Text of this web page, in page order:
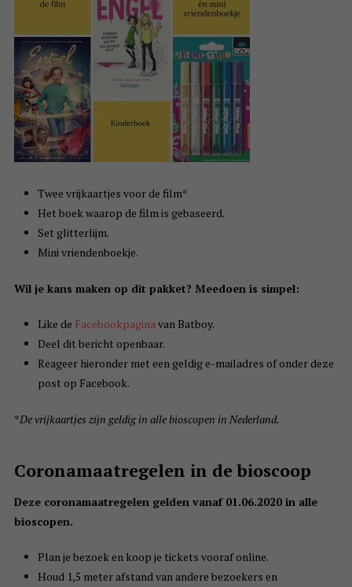
Twee vrijkaartjes voor de film*
Het boek waarop de film is gebaseerd.
Set glitterlijm.
Mini vriendenboekje.
Wil je kans maken op dit pakket? Meedoen is simpel:
Like de Facebookpagina van Batboy.
Deel dit bericht openbaar.
Reageer hieronder met een geldig e-mailadres of onder deze
post op Facebook.
*De vrijkaartjes zijn geldig in alle bioscopen in Nederland.
Coronamaatregelen in de bioscoop
Deze coronamaatregelen gelden vanaf 01.06.2020 in alle
bioscopen.
Plan je bezoek en koop je tickets vooraf online.
Houd 1,5 meter afstand van andere bezoekers en